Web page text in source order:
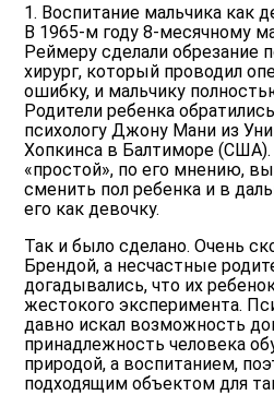
1. Воспитание мальчика как
В 1965-м году 8-месячному
Реймеру сделали обрезание
хирург, который проводил
ошибку, и мальчику
Родители ребенка
психологу Джону Мани из
Хопкинса в Балтиморе
«простой», по его мнению,
сменить пол ребенка и в
его как девочку.
Так и было сделано. Очень
Брендой, а несчастные
догадывались, что их
жестокого эксперимента.
давно искал возможность
принадлежность человека
природой, а воспитанием,
подходящим объектом для